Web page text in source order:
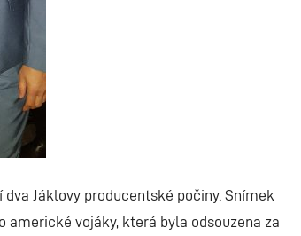
Jáklovy producentské počiny. Snímek
vojáky, která byla odsouzena za